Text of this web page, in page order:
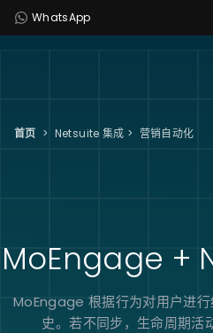
WhatsApp
首页 > Netsuite 集成 > 营销自动化
MoEngage +
MoEngage 根据行为对用户进
史。若不同步，生命周期活